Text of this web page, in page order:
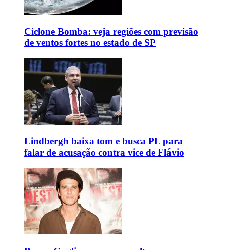
Ciclone Bomba: veja regiões com previsão
de ventos fortes no estado de SP
Lindbergh baixa tom e busca PL para
falar de acusação contra vice de Flávio